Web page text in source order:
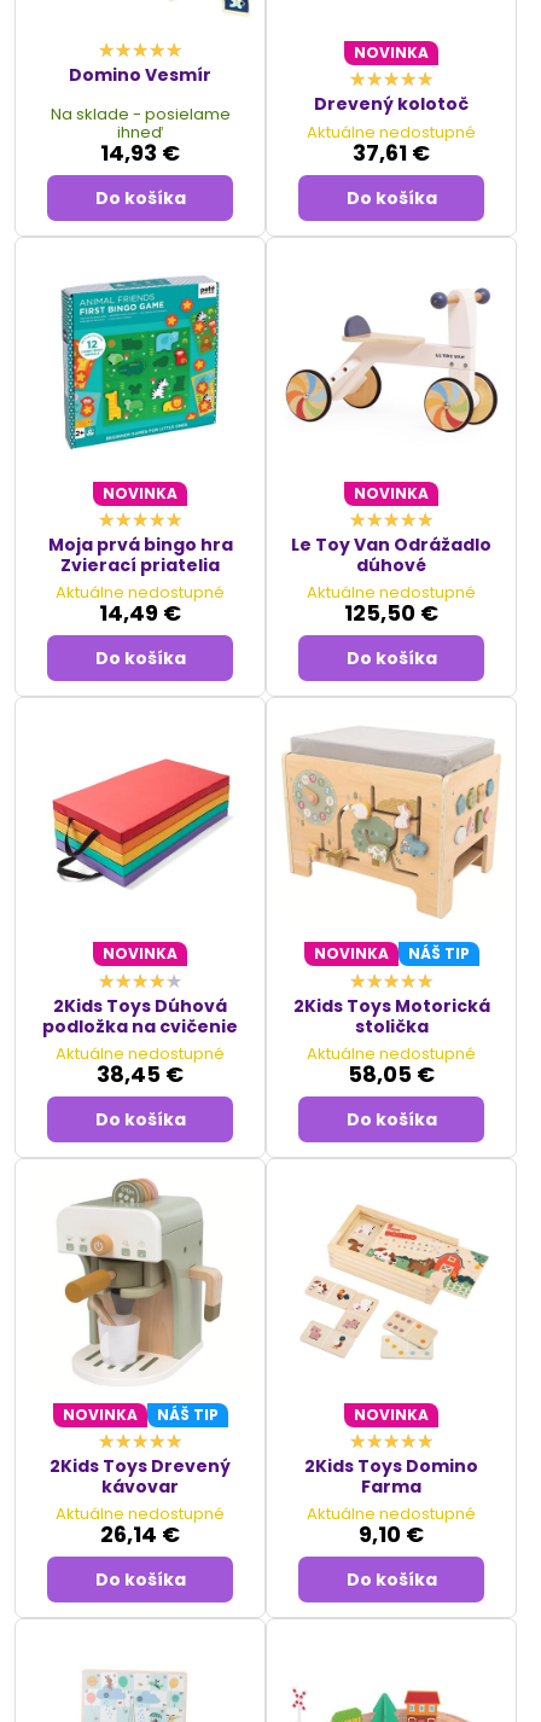
Domino Vesmír
Na sklade - posielame
ihneď
14,93 €
Do košíka
NOVINKA
Drevený kolotoč
Aktuálne nedostupné
37,61 €
Do košíka
NOVINKA
Moja prvá bingo hra
Zvierací priatelia
Aktuálne nedostupné
14,49 €
Do košíka
NOVINKA
Le Toy Van Odrážadlo
dúhové
Aktuálne nedostupné
125,50 €
Do košíka
NOVINKA
2Kids Toys Dúhová
podložka na cvičenie
Aktuálne nedostupné
38,45 €
Do košíka
NOVINKA NÁŠ TIP
2Kids Toys Motorická
stolička
Aktuálne nedostupné
58,05 €
Do košíka
NOVINKA NÁŠ TIP
2Kids Toys Drevený
kávovar
Aktuálne nedostupné
26,14 €
Do košíka
NOVINKA
2Kids Toys Domino
Farma
Aktuálne nedostupné
9,10 €
Do košíka